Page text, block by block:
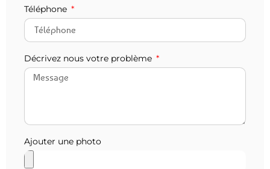
Téléphone
Décrivez nous votre problème
Ajouter une photo